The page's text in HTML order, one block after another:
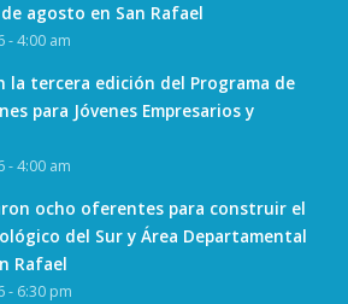
agosto en San Rafael
- 4:00 am
la tercera edición del Programa de
para Jóvenes Empresarios y
- 4:00 am
ocho oferentes para construir el
del Sur y Área Departamental
Rafael
- 6:30 pm